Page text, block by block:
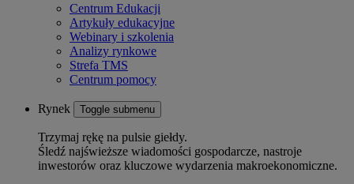
Centrum Edukacji
Artykuły edukacyjne
Webinary i szkolenia
Analizy rynkowe
Strefa TMS
Centrum pomocy
Rynek Toggle submenu
Trzymaj rękę na pulsie giełdy.
Śledź najświeższe wiadomości gospodarcze, nastroje
inwestorów oraz kluczowe wydarzenia makroekonomiczne.